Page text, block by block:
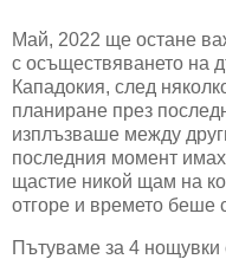
Май, 2022 ще остане
с осъществяването на
Кападокия, след
планиране през
изплъзваше между
последния момент
щастие никой щам на
отгоре и времето беше
Пътуваме за 4 нощувки